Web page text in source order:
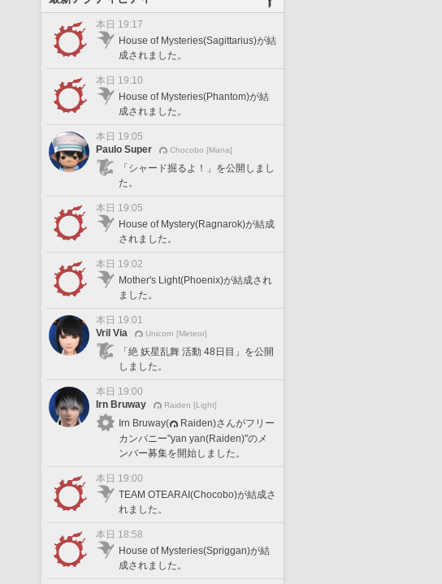
本日 19:17
House of Mysteries(Sagittarius)が結
成されました。
本日 19:10
House of Mysteries(Phantom)が結
成されました。
本日 19:05
Paulo Super
Chocobo [Mana]
「シャード掘るよ！」を公開しまし
た。
本日 19:05
House of Mystery(Ragnarok)が結成
されました。
本日 19:02
Mother's Light(Phoenix)が結成され
ました。
本日 19:01
Vril Via
Unicorn [Meteor]
「絶 妖星乱舞 活動 48日目」を公開
しました。
本日 19:00
Irn Bruway
Raiden [Light]
Irn Bruway(
Raiden)さんがフリー
カンパニー"yan yan(Raiden)"のメ
ンバー募集を開始しました。
本日 19:00
TEAM OTEARAI(Chocobo)が結成さ
れました。
本日 18:58
House of Mysteries(Spriggan)が結
成されました。